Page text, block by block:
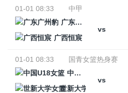
01-01 08:33
中甲
广东广州豹
vs
广西恒宸
01-01 08:33
国青女篮热身赛
中国U18女篮
vs
世新大学女篮